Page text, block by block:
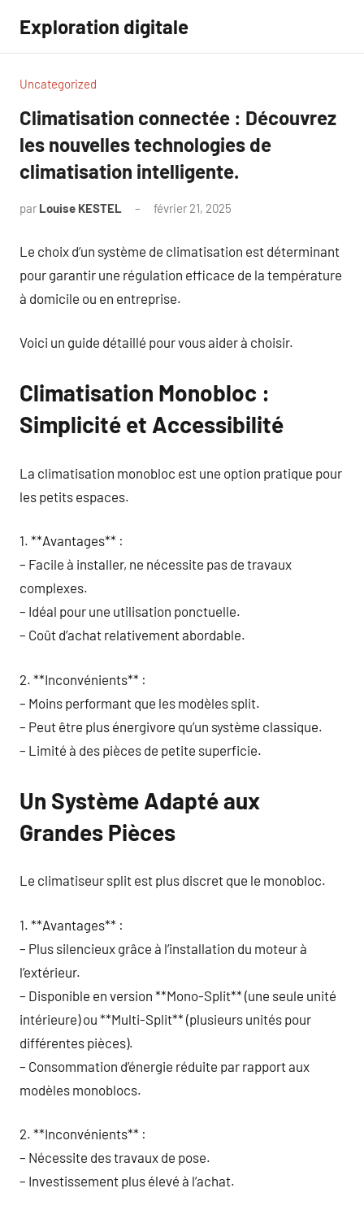
contenu
Exploration digitale
Uncategorized
Climatisation connectée : Découvrez
les nouvelles technologies de
climatisation intelligente.
par Louise KESTEL février 21, 2025
Le choix d’un système de climatisation est déterminant
pour garantir une régulation efficace de la température
à domicile ou en entreprise.
Voici un guide détaillé pour vous aider à choisir.
Climatisation Monobloc :
Simplicité et Accessibilité
La climatisation monobloc est une option pratique pour
les petits espaces.
1. **Avantages** :
– Facile à installer, ne nécessite pas de travaux
complexes.
– Idéal pour une utilisation ponctuelle.
– Coût d’achat relativement abordable.
2. **Inconvénients** :
– Moins performant que les modèles split.
– Peut être plus énergivore qu’un système classique.
– Limité à des pièces de petite superficie.
Un Système Adapté aux
Grandes Pièces
Le climatiseur split est plus discret que le monobloc.
1. **Avantages** :
– Plus silencieux grâce à l’installation du moteur à
l’extérieur.
– Disponible en version **Mono-Split** (une seule unité
intérieure) ou **Multi-Split** (plusieurs unités pour
différentes pièces).
– Consommation d’énergie réduite par rapport aux
modèles monoblocs.
2. **Inconvénients** :
– Nécessite des travaux de pose.
– Investissement plus élevé à l’achat.